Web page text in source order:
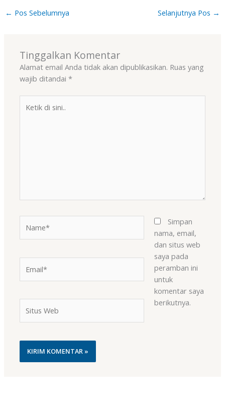
← Pos Sebelumnya Selanjutnya Pos →
Tinggalkan Komentar
Alamat email Anda tidak akan dipublikasikan. Ruas yang
wajib ditandai*
Web
Simpan
nama, email,
dan situs web
saya pada
peramban ini
untuk
komentar saya
berikutnya.